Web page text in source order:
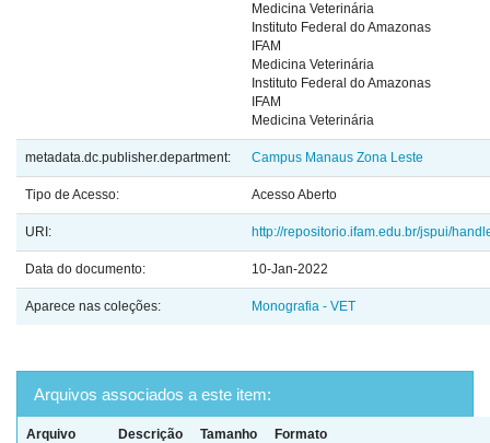
Medicina Veterinária
Instituto Federal do Amazonas
IFAM
Medicina Veterinária
Instituto Federal do Amazonas
IFAM
Medicina Veterinária
metadata.dc.publisher.department: Campus Manaus Zona Leste
Tipo de Acesso: Acesso Aberto
URI: http://repositorio.ifam.edu.br/jspui/
Data do documento: 10-Jan-2022
Aparece nas coleções: Monografia - VET
Arquivos associados a este item:
Arquivo Descrição Tamanho Formato